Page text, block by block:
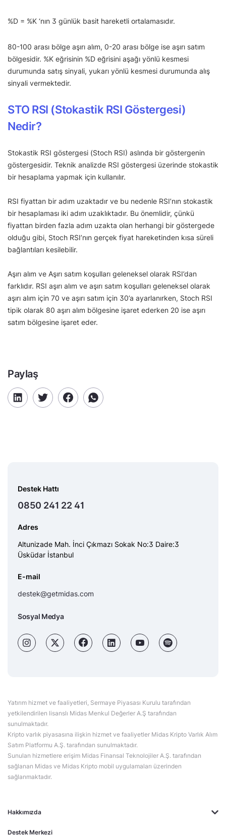
%D = %K ‘nın 3 günlük basit hareketli ortalamasıdır.
80-100 arası bölge aşırı alım, 0-20 arası bölge ise aşırı satım
bölgesidir. %K eğrisinin %D eğrisini aşağı yönlü kesmesi
durumunda satış sinyali, yukarı yönlü kesmesi durumunda alış
sinyali vermektedir.
STO RSI (Stokastik RSI Göstergesi)
Nedir?
Stokastik RSI göstergesi (Stoch RSI) aslında bir göstergenin
göstergesidir. Teknik analizde RSI göstergesi üzerinde stokastik
bir hesaplama yapmak için kullanılır.
RSI fiyattan bir adım uzaktadır ve bu nedenle RSI’nın stokastik
bir hesaplaması iki adım uzaklıktadır. Bu önemlidir, çünkü
fiyattan birden fazla adım uzakta olan herhangi bir göstergede
olduğu gibi, Stoch RSI’nın gerçek fiyat hareketinden kısa süreli
bağlantıları kesilebilir.
Aşırı alım ve Aşırı satım koşulları geleneksel olarak RSI’dan
farklıdır. RSI aşırı alım ve aşırı satım koşulları geleneksel olarak
aşırı alım için 70 ve aşırı satım için 30’a ayarlanırken, Stoch RSI
tipik olarak 80 aşırı alım bölgesine işaret ederken 20 ise aşırı
satım bölgesine işaret eder.
Paylaş
Hakkımızda
Destek Merkezi
Destek Hattı
0850 241 22 41
Adres
Altunizade Mah. İnci Çıkmazı Sokak No:3 Daire:3
Üsküdar İstanbul
E-mail
destek@getmidas.com
Sosyal Medya
Yatırım hizmet ve faaliyetleri, Sermaye Piyasası Kurulu tarafından
yetkilendirilen lisanslı Midas Menkul Değerler A.Ş tarafından
sunulmaktadır.
Kripto varlık piyasasına ilişkin hizmet ve faaliyetler Midas Kripto Varlık Alım
Satım Platformu A.Ş. tarafından sunulmaktadır.
Sunulan hizmetlere erişim Midas Finansal Teknolojiler A.Ş. tarafından
sağlanan Midas ve Midas Kripto mobil uygulamaları üzerinden
sağlanmaktadır.